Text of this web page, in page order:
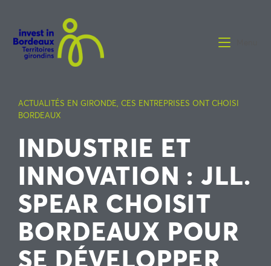
ACTUALITÉS EN GIRONDE, CES ENTREPRISES ONT CHOISI
BORDEAUX
INDUSTRIE ET
INNOVATION : JLL.
SPEAR CHOISIT
BORDEAUX POUR
SE DÉVELOPPER